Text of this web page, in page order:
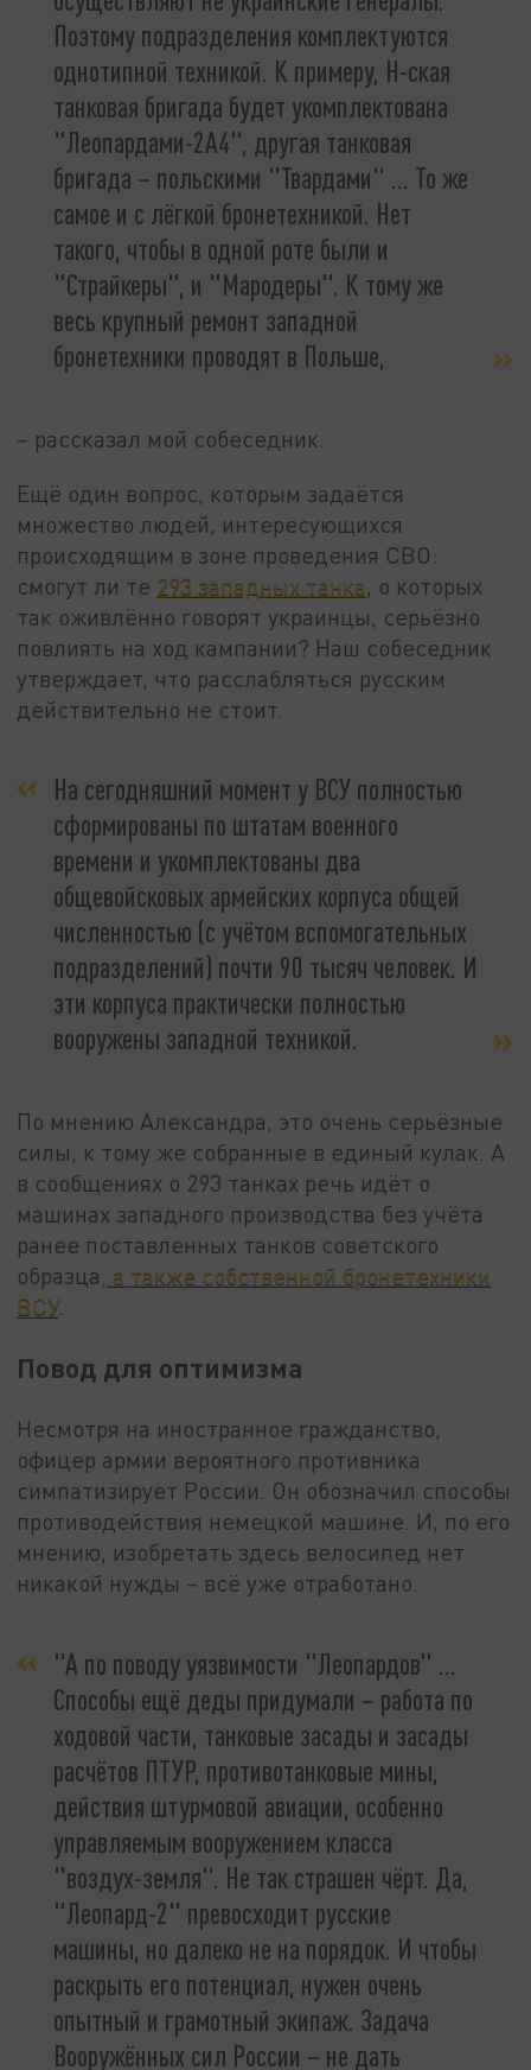
Поэтому подразделения комплектуются
однотипной техникой. К примеру, Н-ская
танковая бригада будет укомплектована
"Леопардами-2А4", другая танковая
бригада – польскими "Твардами" … То же
самое и с лёгкой бронетехникой. Нет
такого, чтобы в одной роте были и
"Страйкеры", и "Мародеры". К тому же
весь крупный ремонт западной
бронетехники проводят в Польше,
– рассказал мой собеседник.
Ещё один вопрос, которым задаётся
множество людей, интересующихся
происходящим в зоне проведения СВО:
смогут ли те 293 западных танка, о которых
так оживлённо говорят украинцы, серьёзно
повлиять на ход кампании? Наш собеседник
утверждает, что расслабляться русским
действительно не стоит.
На сегодняшний момент у ВСУ полностью
сформированы по штатам военного
времени и укомплектованы два
общевойсковых армейских корпуса общей
численностью (с учётом вспомогательных
подразделений) почти 90 тысяч человек. И
эти корпуса практически полностью
вооружены западной техникой.
По мнению Александра, это очень серьёзные
силы, к тому же собранные в единый кулак. А
в сообщениях о 293 танках речь идёт о
машинах западного производства без учёта
ранее поставленных танков советского
образца, а также собственной бронетехники
ВСУ.
Повод для оптимизма
Несмотря на иностранное гражданство,
офицер армии вероятного противника
симпатизирует России. Он обозначил способы
противодействия немецкой машине. И, по его
мнению, изобретать здесь велосипед нет
никакой нужды – всё уже отработано.
"А по поводу уязвимости "Леопардов" …
Способы ещё деды придумали – работа по
ходовой части, танковые засады и засады
расчётов ПТУР, противотанковые мины,
действия штурмовой авиации, особенно
управляемым вооружением класса
"воздух-земля". Не так страшен чёрт. Да,
"Леопард-2" превосходит русские
машины, но далеко не на порядок. И чтобы
раскрыть его потенциал, нужен очень
опытный и грамотный экипаж. Задача
Вооружённых сил России – не дать